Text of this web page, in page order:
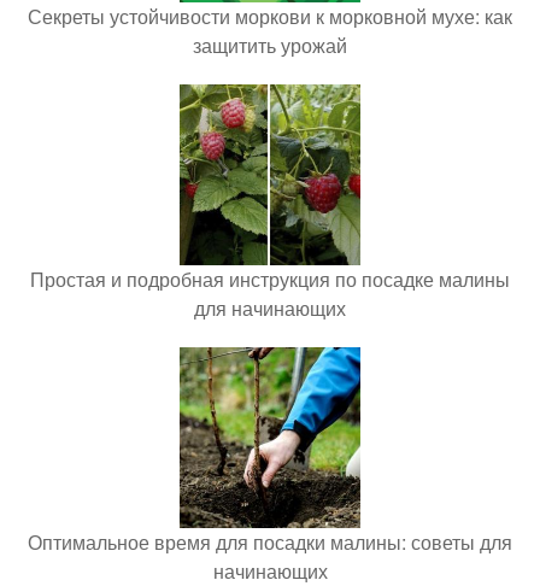
Секреты устойчивости моркови к морковной мухе: как
защитить урожай
Простая и подробная инструкция по посадке малины
для начинающих
Оптимальное время для посадки малины: советы для
начинающих